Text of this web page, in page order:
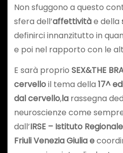
Non sfuggono a questo
sfera dell’affettivitàe della
definirci innanzitutto in
e poi nel rapporto con le
E sarà proprio SEX&THE
cervelloil tema della 17^
dal cervello,la rassegna
neuroscienze come
dall’IRSE – Istituto
Friuli Venezia Giuliae